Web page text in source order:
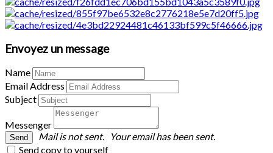
Envoyez un message
Name
Email Address
Subject
Messenger
Mail is not sent.
Your email has been sent.
Send copy to yourself